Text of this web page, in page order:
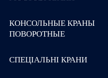
КОНСОЛЬНЫЕ КРАНЫ
ПОВОРОТНЫЕ
СПЕЦІАЛЬНІ КРАНИ